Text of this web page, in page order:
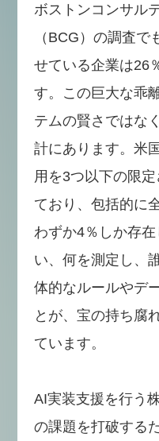
ボストンコンサル
（BCG）の調査
せている企業は26
す。この巨大な乖
テムの賢さではな
計にあります。米
用を3つ以下の限
ており、包括的に
わずか4％しか存
い、何を測定し、
体的なルールやデ
とが、宝の持ち腐
ています。
AI実装支援を行う
の課題を打破する